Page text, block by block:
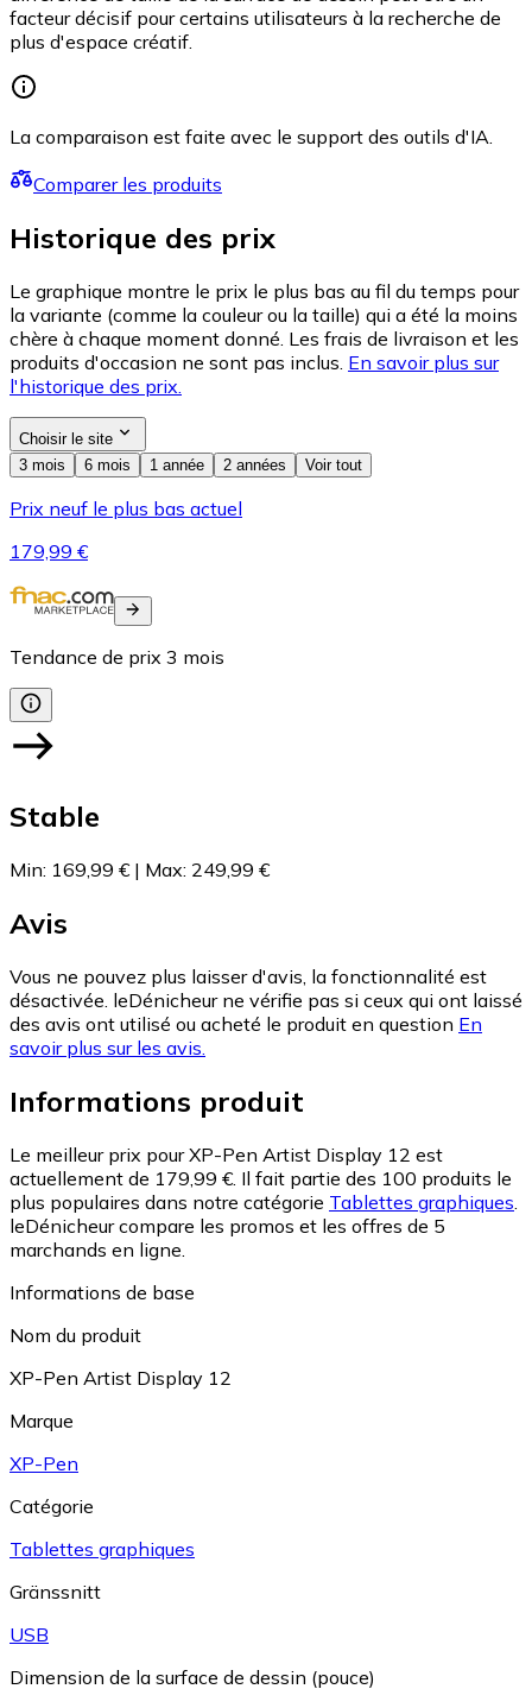
facteur décisif pour certains utilisateurs à la recherche de
plus d'espace créatif.
La comparaison est faite avec le support des outils d'IA.
Comparer les produits
Historique des prix
Le graphique montre le prix le plus bas au fil du temps pour
la variante (comme la couleur ou la taille) qui a été la moins
chère à chaque moment donné. Les frais de livraison et les
produits d'occasion ne sont pas inclus. En savoir plus sur
l'historique des prix.
Choisir le site
3 mois
6 mois 1 année 2 années Voir tout
Prix neuf le plus bas actuel
179,99 €
Tendance de prix 3 mois
Stable
Min: 169,99 € | Max: 249,99 €
Avis
Vous ne pouvez plus laisser d'avis, la fonctionnalité est
désactivée. leDénicheur ne vérifie pas si ceux qui ont laissé
des avis ont utilisé ou acheté le produit en question En
savoir plus sur les avis.
Informations produit
Le meilleur prix pour XP-Pen Artist Display 12 est
actuellement de 179,99 €. Il fait partie des 100 produits le
plus populaires dans notre catégorie Tablettes graphiques
leDénicheur compare les promos et les offres de 5
marchands en ligne.
Informations de base
Nom du produit
XP-Pen Artist Display 12
Marque
XP-Pen
Catégorie
Tablettes graphiques
Gränssnitt
USB
Dimension de la surface de dessin (pouce)